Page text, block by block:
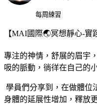
每周練習
【MAI國際🌏冥想靜心-實
專注的神情，舒展的眉宇
吸的脈動，徜徉在自己的
學員們分享到，在做體位
身體的延展性增加，釋放